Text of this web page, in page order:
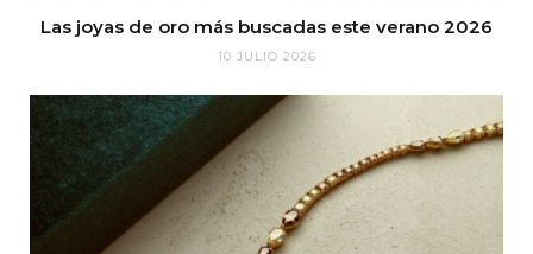
Las joyas de oro más buscadas este verano 2026
10 JULIO 2026